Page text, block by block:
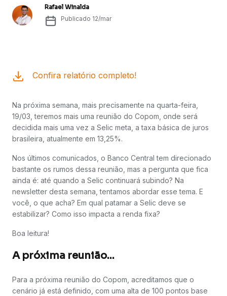
Rafael Winalda
Publicado 12/mar
Confira relatório completo!
Na próxima semana, mais precisamente na quarta-feira,
19/03, teremos mais uma reunião do Copom, onde será
decidida mais uma vez a Selic meta, a taxa básica de juros
brasileira, atualmente em 13,25%.
Nos últimos comunicados, o Banco Central tem direcionado
bastante os rumos dessa reunião, mas a pergunta que fica
ainda é: até quando a Selic continuará subindo? Na
newsletter desta semana, tentamos abordar esse tema. E
você, o que acha? Em qual patamar a Selic deve se
estabilizar? Como isso impacta a renda fixa?
Boa leitura!
A próxima reunião...
Para a próxima reunião do Copom, acreditamos que o
cenário já está definido, com uma alta de 100 pontos base